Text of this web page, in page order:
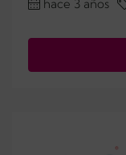
hace 3 años